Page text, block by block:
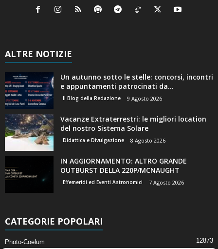
ALTRE NOTIZIE
Un autunno sotto le stelle: concorsi, incontri
e appuntamenti patrocinati da...
Il Blog della Redazione 9 Agosto 2026
Vacanze Extraterrestri: le migliori location
del nostro Sistema Solare
Didattica e Divulgazione 8 Agosto 2026
IN AGGIORNAMENTO: ALTRO GRANDE
OUTBURST DELLA 220P/MCNAUGHT
Effemeridi ed Eventi Astronomici 7 Agosto 2026
CATEGORIE POPOLARI
Photo-Coelum 12873